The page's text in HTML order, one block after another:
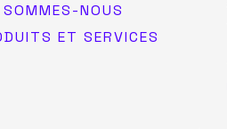
NOUS
ET SERVICES